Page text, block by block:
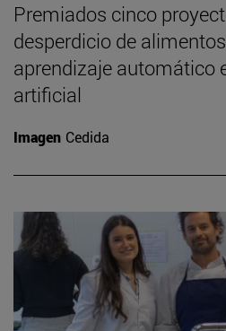
Premiados cinco
desperdicio de
aprendizaje automático
artificial
Imagen Cedida